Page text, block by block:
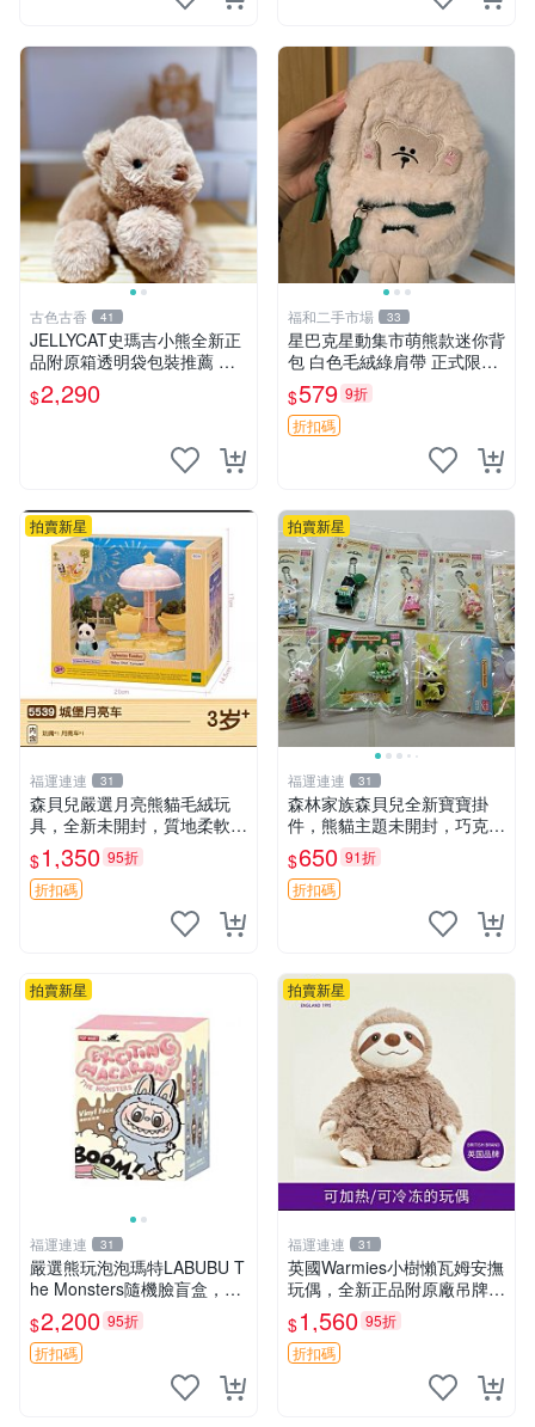
古色古香 41
JELLYCAT史瑪吉小熊全新正
品附原箱透明袋包裝推薦 透
明袋 包裝盒 史瑪吉小熊
$2,290
福和二手市場 33
星巴克星動集市萌熊款迷你背
包 白色毛絨綠肩帶 正式限量
版 新品 上市未拆封 尺寸約20
公分 超適合收藏 迷你背包 毛
絨玩具 背包配件
$579 9折
折扣碼
拍賣新星
福運連連 31
森貝兒嚴選月亮熊貓毛絨玩
具，全新未開封，質地柔軟適
合收藏 月亮熊貓 毛絨玩具 新
款 儲倉直銷
$1,350 95折
折扣碼
拍賣新星
福運連連 31
森林家族森貝兒全新寶寶掛
件，熊貓主題未開封，巧克力
兔牛奶兔郁金香兔貓吉娃娃嚴
選，適合收藏 熊貓 森林 寶寶
$650 91折
折扣碼
拍賣新星
福運連連 31
嚴選熊玩泡泡瑪特LABUBU T
he Monsters隨機臉盲盒，萌
趣馬卡龍設計 芝麻豆豆 LAB
UBU LABUBU THE MONST
ERS 橙色豆
$2,200 95折
折扣碼
拍賣新星
福運連連 31
英國Warmies小樹懶瓦姆安撫
玩偶，全新正品附原廠吊牌與
防塵袋，內藏薰衣草可加熱，
適合各個年齡層，冷暖兩用享
受抱抱樂趣，不容錯過嚴選好
$1,560 95折
折扣碼